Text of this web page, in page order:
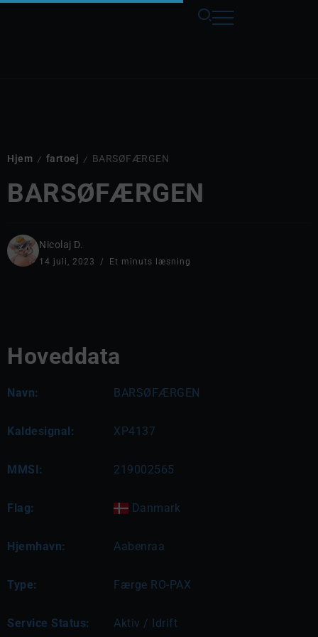
Hjem / fartoej / BARSØFÆRGEN
BARSØFÆRGEN
Nicolaj D.
14 juli, 2023 Et minuts læsning
Hoveddata
Navn: BARSØFÆRGEN
Kaldesignal: XP4137
MMSI: 219002565
Flag: Danmark
Hjemhavn: Aabenraa
Type: Færge RO-PAX
Service Status: Aktiv / Idrift